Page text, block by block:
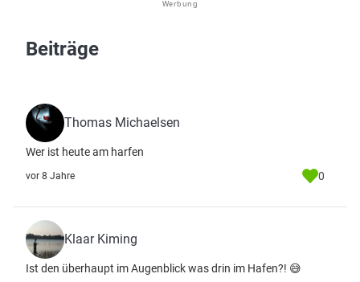
Werbung
Beiträge
Thomas Michaelsen
Wer ist heute am harfen
vor 8 Jahre 0
Klaar Kiming
Ist den überhaupt im Augenblick was drin im Hafen?! 😅